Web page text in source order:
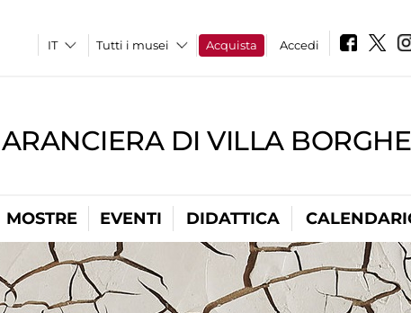
Tutti i musei Acquista Accedi
DI VILLA
MOSTRE EVENTI DIDATTICA